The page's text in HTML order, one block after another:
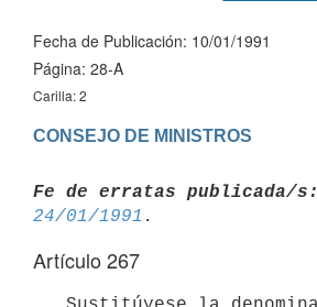
Fecha de Publicación: 10/01/1991
Página: 28-A
Carilla: 2
CONSEJO DE MINISTROS
Fe de erratas publicada/s:
24/01/1991
Artículo 267